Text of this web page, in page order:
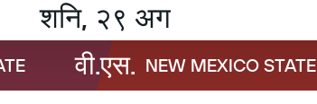
शनि, २९ अग
वी.एस. NEW MEXICO STATE